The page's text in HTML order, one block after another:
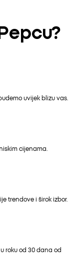
uvijek blizu vas.
cijenama.
trendove i širok izbor.
roku od 30 dana od